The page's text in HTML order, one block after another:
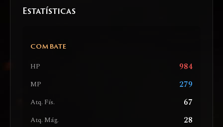
Estatísticas
COMBATE
HP 984
MP 279
Atq. Fís. 67
Atq. Mág. 28